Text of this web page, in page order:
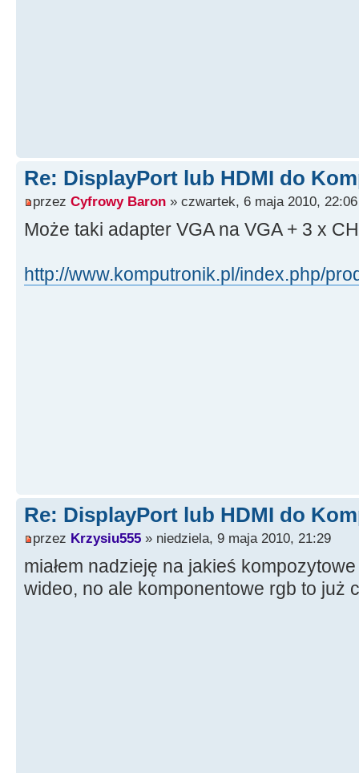
Re: DisplayPort lub HDMI do
przez Cyfrowy Baron » czwartek, 6 maja 2010, 22:06
Może taki adapter VGA na VGA + 3 x
http://www.komputronik.pl/index.php/
Re: DisplayPort lub HDMI do
przez Krzysiu555 » niedziela, 9 maja 2010, 21:29
miałem nadzieję na jakieś
wideo, no ale komponentowe rgb to już